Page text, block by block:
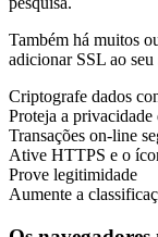
Também há muitos
adicionar SSL ao seu
Criptografe dados
Proteja a privacidade
Transações on-line
Ative HTTPS e o
Prove legitimidade
Aumente a